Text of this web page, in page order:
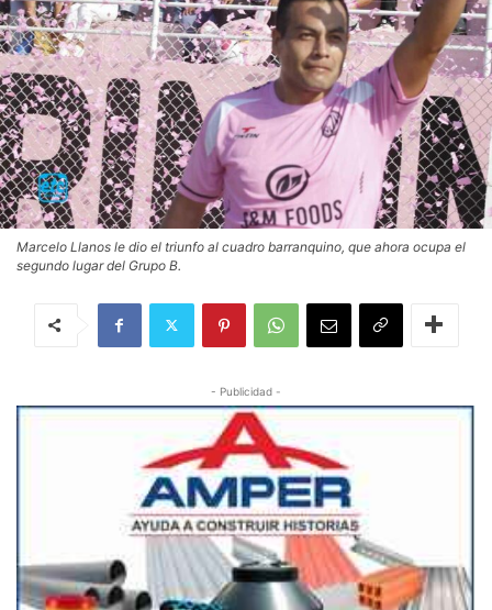
Marcelo Llanos le dio el triunfo al cuadro barranquino, que ahora ocupa el
segundo lugar del Grupo B.
- Publicidad -